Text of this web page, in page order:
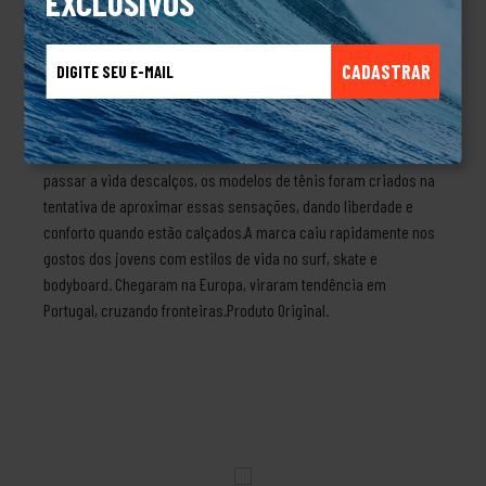
CADASTRAR
Redley foi criado por Peter Simon em 1983 e inicialmente foi
vendido nas lojas Cantão. Com a grande procura, em 1985, Peter
decidiu inaugurar uma loja onde iria vender sua linha completa
de calçados e vestuários.A Redley acredita que o melhor
calçado que existe é a sola dos nossos pés. Por ela poderíamos
passar a vida pisando em gramas e areias. Já que não podemos
passar a vida descalços, os modelos de tênis foram criados na
tentativa de aproximar essas sensações, dando liberdade e
conforto quando estão calçados.A marca caiu rapidamente nos
gostos dos jovens com estilos de vida no surf, skate e
bodyboard. Chegaram na Europa, viraram tendência em
Portugal, cruzando fronteiras.Produto Original.